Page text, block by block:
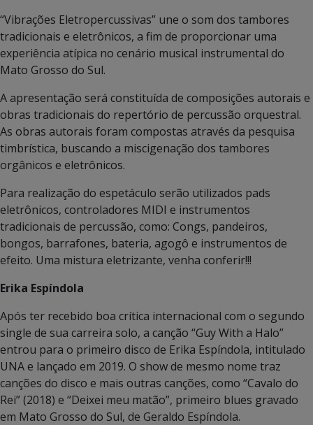
“Vibrações Eletropercussivas” une o som dos tambores
tradicionais e eletrônicos, a fim de proporcionar uma
experiência atípica no cenário musical instrumental do
Mato Grosso do Sul.
A apresentação será constituída de composições autorais e
obras tradicionais do repertório de percussão orquestral.
As obras autorais foram compostas através da pesquisa
timbrística, buscando a miscigenação dos tambores
orgânicos e eletrônicos.
Para realização do espetáculo serão utilizados pads
eletrônicos, controladores MIDI e instrumentos
tradicionais de percussão, como: Congs, pandeiros,
bongos, barrafones, bateria, agogô e instrumentos de
efeito. Uma mistura eletrizante, venha conferir!!!
Erika Espíndola
Após ter recebido boa crítica internacional com o segundo
single de sua carreira solo, a canção “Guy With a Halo”
entrou para o primeiro disco de Erika Espíndola, intitulado
UNA e lançado em 2019. O show de mesmo nome traz
canções do disco e mais outras canções, como “Cavalo do
Rei” (2018) e “Deixei meu matão”, primeiro blues gravado
em Mato Grosso do Sul, de Geraldo Espíndola.